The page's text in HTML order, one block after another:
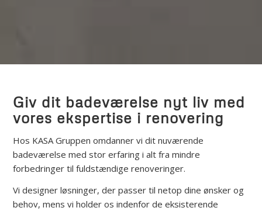
Giv dit badeværelse nyt liv med
vores ekspertise i renovering
Hos KASA Gruppen omdanner vi dit nuværende
badeværelse med stor erfaring i alt fra mindre
forbedringer til fuldstændige renoveringer.
Vi designer løsninger, der passer til netop dine ønsker og
behov, mens vi holder os indenfor de eksisterende